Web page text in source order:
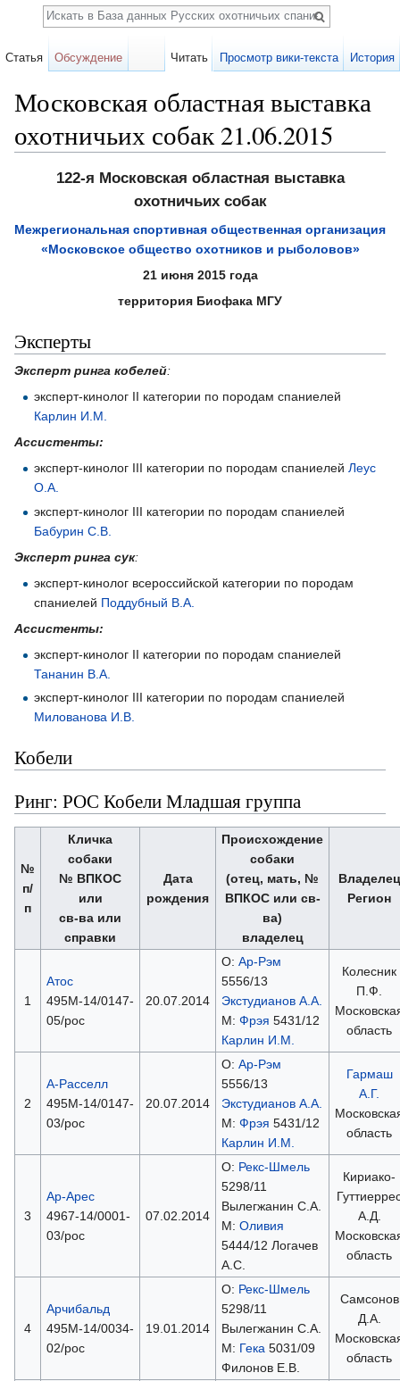
Московская областная выставка
охотничьих собак 21.06.2015
122-я Московская областная выставка
охотничьих собак
Межрегиональная спортивная общественная организация
«Московское общество охотников и рыболовов»
21 июня 2015 года
территория Биофака МГУ
Эксперты
Эксперт ринга кобелей:
эксперт-кинолог II категории по породам спаниелей
Карлин И.М.
Ассистенты:
эксперт-кинолог III категории по породам спаниелейЛеус
О.А.
эксперт-кинолог III категории по породам спаниелей
Бабурин С.В.
Эксперт ринга сук:
эксперт-кинолог всероссийской категории по породам
спаниелей Поддубный В.А.
Ассистенты:
эксперт-кинолог II категории по породам спаниелей
Тананин В.А.
эксперт-кинолог III категории по породам спаниелей
Милованова И.В.
Кобели
Ринг: РОС Кобели Младшая группа
№
п/
п
Кличка
собаки
№ ВПКОС
или
св-ва или
справки
Дата
рождения
Происхождение
собаки
(отец, мать, №
ВПКОС или св-
ва)
владелец
Владелец
Регион
1
Атос
495М-14/0147-
05/рос
20.07.2014
О: Ар-Рэм
5556/13
Экстудианов А.А.
М: Фрэя 5431/12
Карлин И.М.
Колесник
П.Ф.
область
2
А-Расселл
495М-14/0147-
03/рос
20.07.2014
О: Ар-Рэм
5556/13
Экстудианов А.А.
М: Фрэя 5431/12
Карлин И.М.
Гармаш
А.Г.
область
3
Ар-Арес
4967-14/0001-
03/рос
07.02.2014
О: Рекс-Шмель
5298/11
Вылегжанин С.А.
М: Оливия
5444/12 Логачев
А.С.
Кириако-
А.Д.
область
4
Арчибальд
495М-14/0034-
02/рос
19.01.2014
О: Рекс-Шмель
5298/11
Вылегжанин С.А.
М: Гека 5031/09
Филонов Е.В.
Самсонов
Д.А.
область
Статья Обсуждение Читать Просмотр вики-текста История
Поиск